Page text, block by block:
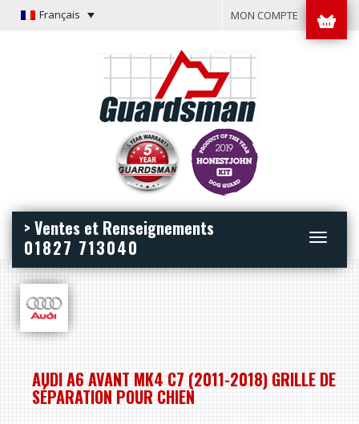
Français MON COMPTE
Toggle
> Ventes et Renseignements
01827 713040
AUDI A6 AVANT MK4 C7 (2011-2018) GRILLE DE
SÉPARATION POUR CHIEN